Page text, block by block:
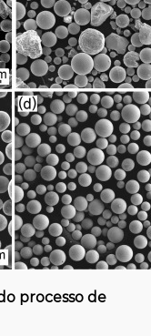
processo de